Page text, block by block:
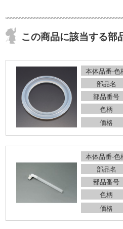
この商品に該当する部
本体品番-色
部品名
部品番号
色柄
価格
本体品番-色
部品名
部品番号
色柄
価格